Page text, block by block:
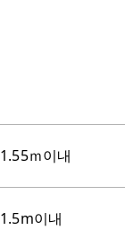
1.55ｍ이내
1.5m이내